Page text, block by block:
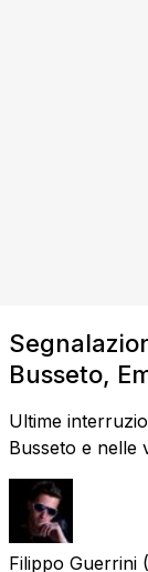
Busseto,
Ultime
Busseto e nelle
Filippo Guerrini